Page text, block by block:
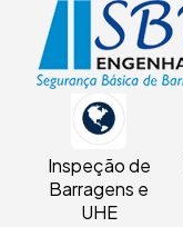
Inspeção de
Barragens e
UHE